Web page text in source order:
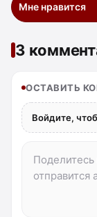
Мне нравится
3
ОСТАВИТЬ
Войдите,